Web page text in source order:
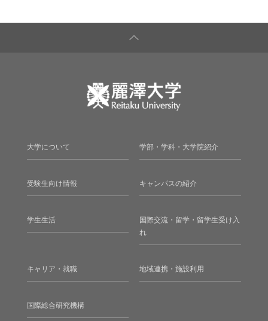
大学について 学部・学科・大学院紹介
受験生向け情報 キャンパスの紹介
学生生活
国際交流・留学・留学生受け入
れ
キャリア・就職 地域連携・施設利用
国際総合研究機構